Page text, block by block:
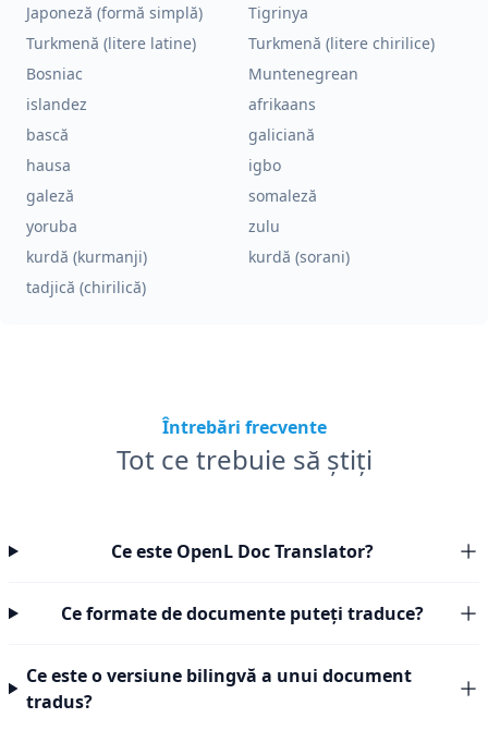
Japoneză (formă simplă)
Tigrinya
Turkmenă (litere latine)
Turkmenă (litere chirilice)
Bosniac
Muntenegrean
islandez
afrikaans
bască
galiciană
hausa
igbo
galeză
somaleză
yoruba
zulu
kurdă (kurmanji)
kurdă (sorani)
tadjică (chirilică)
Întrebări frecvente
Tot ce trebuie să știți
Ce este OpenL Doc Translator?
Ce formate de documente puteți traduce?
Ce este o versiune bilingvă a unui document
tradus?